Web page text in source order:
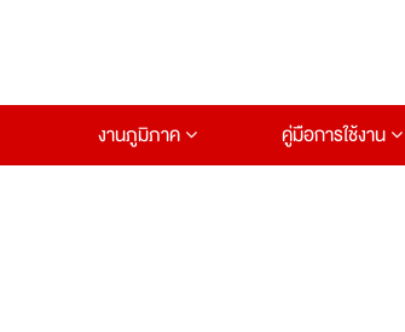
งานภูมิภาค คู่มือการใช้งาน